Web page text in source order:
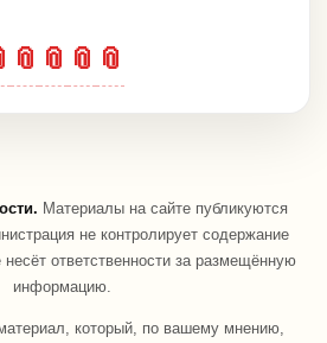
📎 📎 📎 📎
Материалы на сайте публикуются
не контролирует содержание
ответственности за размещённую
информацию.
который, по вашему мнению,